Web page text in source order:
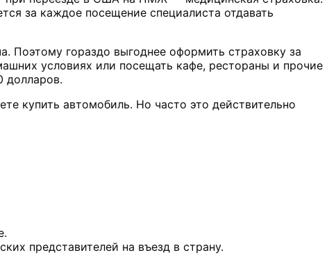
за каждое посещение специалиста отдавать
Поэтому гораздо выгоднее оформить страховку за
условиях или посещать кафе, рестораны и прочие
долларов.
купить автомобиль. Но часто это действительно
представителей на въезд в страну.